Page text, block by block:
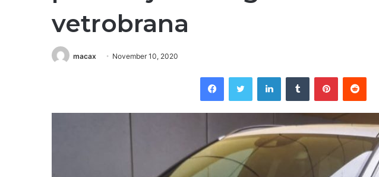
vetrobrana
macax November 10, 2020
FacebookTwitter LinkedInTumblr Pinterest